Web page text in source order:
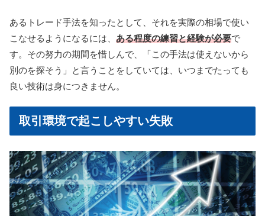
あるトレード手法を知ったとして、それを実際の相場で使い
こなせるようになるには、 ある程度の練習と経験が必要で
す。その努力の期間を惜しんで、「この手法は使えないから
別のを探そう」と言うことをしていては、いつまでたっても
良い技術は身につきません。
取引環境で起こしやすい失敗